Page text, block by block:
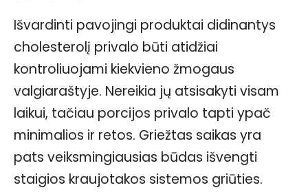
Išvardinti pavojingi produktai didinantys
cholesterolį privalo būti atidžiai
kontroliuojami kiekvieno žmogaus
valgiaraštyje. Nereikia jų atsisakyti visam
laikui, tačiau porcijos privalo tapti ypač
minimalios ir retos. Griežtas saikas yra
pats veiksmingiausias būdas išvengti
staigios kraujotakos sistemos griūties.